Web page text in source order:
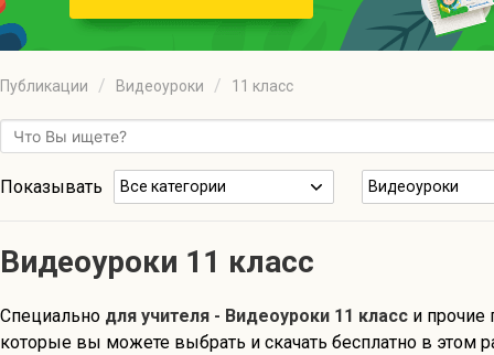
Публикации Видеоуроки 11 класс
Показывать Все категории Видеоуроки
Видеоуроки 11 класс
Специально для учителя - Видеоуроки 11 класс и прочие
которые вы можете выбрать и скачать бесплатно в этом